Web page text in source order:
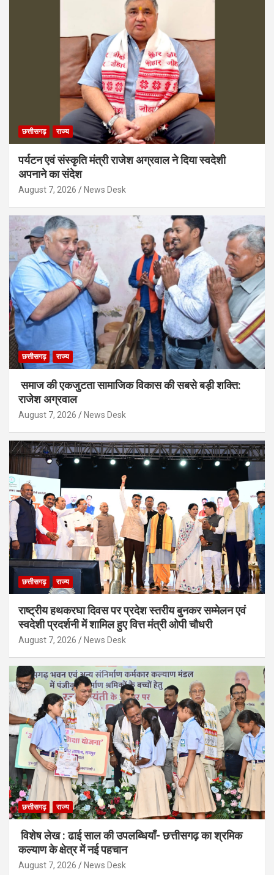
छत्तीसगढ़ राज्य
पर्यटन एवं संस्कृति मंत्री राजेश अग्रवाल ने दिया स्वदेशी
अपनाने का संदेश
August 7, 2026 News Desk
छत्तीसगढ़ राज्य
समाज की एकजुटता सामाजिक विकास की सबसे बड़ी शक्ति:
राजेश अग्रवाल
August 7, 2026 News Desk
छत्तीसगढ़ राज्य
राष्ट्रीय हथकरघा दिवस पर प्रदेश स्तरीय बुनकर सम्मेलन एवं
स्वदेशी प्रदर्शनी में शामिल हुए वित्त मंत्री ओपी चौधरी
August 7, 2026 News Desk
छत्तीसगढ़ राज्य
विशेष लेख : ढाई साल की उपलब्धियाँ- छत्तीसगढ़ का श्रमिक
कल्याण के क्षेत्र में नई पहचान
August 7, 2026 News Desk